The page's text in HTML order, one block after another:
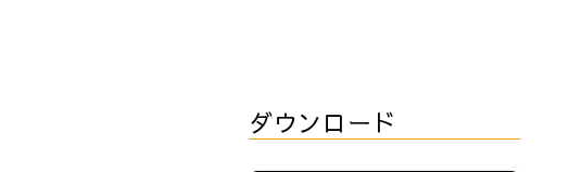
ダウンロード